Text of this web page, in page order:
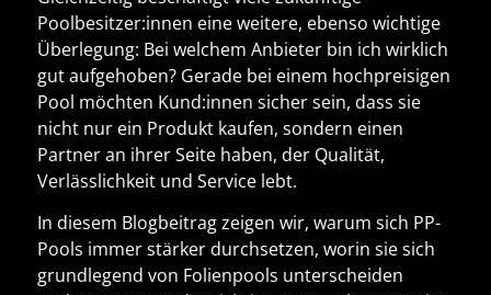
Poolbesitzer:innen eine weitere, ebenso wichtige
Überlegung: Bei welchem Anbieter bin ich wirklich
gut aufgehoben?Gerade bei einem hochpreisigen
Pool möchten Kund:innen sicher sein, dass sie
nicht nur ein Produkt kaufen, sondern einen
Partner an ihrer Seite haben, der Qualität,
Verlässlichkeit und Service lebt.
In diesem Blogbeitrag zeigen wir, warum sich PP-
Pools immer stärker durchsetzen, worin sie sich
grundlegend von Folienpools unterscheiden